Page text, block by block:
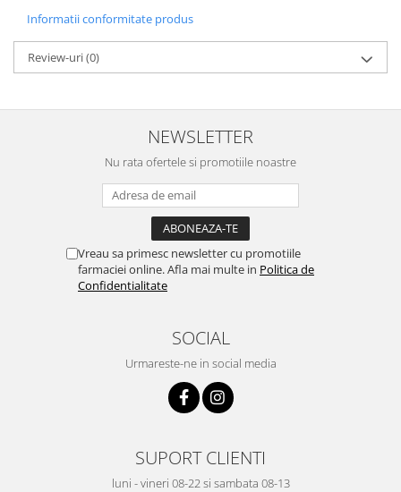
Informatii conformitate produs
Review-uri(0)
NEWSLETTER
Nu rata ofertele si promotiile noastre
Vreau sa primesc newsletter cu promotiile
farmaciei online. Afla mai multe in Politica de
Confidentialitate
SOCIAL
Urmareste-ne in social media
SUPORT CLIENTI
luni - vineri 08-22 si sambata 08-13